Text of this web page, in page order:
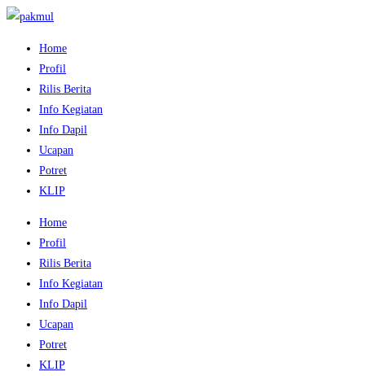
Home
Profil
Rilis Berita
Info Kegiatan
Info Dapil
Ucapan
Potret
KLIP
Home
Profil
Rilis Berita
Info Kegiatan
Info Dapil
Ucapan
Potret
KLIP